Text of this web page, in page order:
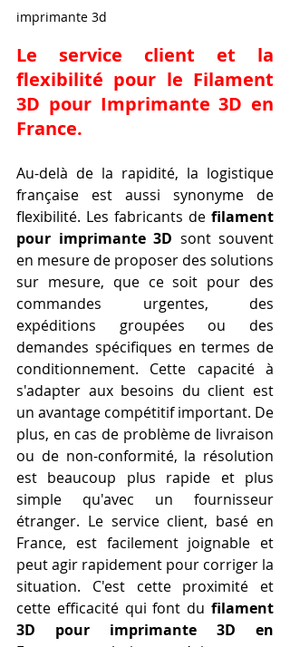
imprimante 3d
Le service client et la
flexibilité pour le Filament
3D pour Imprimante 3D en
France.
Au-delà de la rapidité, la logistique
française est aussi synonyme de
flexibilité. Les fabricants de filament
pour imprimante 3D sont souvent
en mesure de proposer des solutions
sur mesure, que ce soit pour des
commandes urgentes, des
expéditions groupées ou des
demandes spécifiques en termes de
conditionnement. Cette capacité à
s'adapter aux besoins du client est
un avantage compétitif important. De
plus, en cas de problème de livraison
ou de non-conformité, la résolution
est beaucoup plus rapide et plus
simple qu'avec un fournisseur
étranger. Le service client, basé en
France, est facilement joignable et
peut agir rapidement pour corriger la
situation. C'est cette proximité et
cette efficacité qui font du filament
3D pour imprimante 3D en